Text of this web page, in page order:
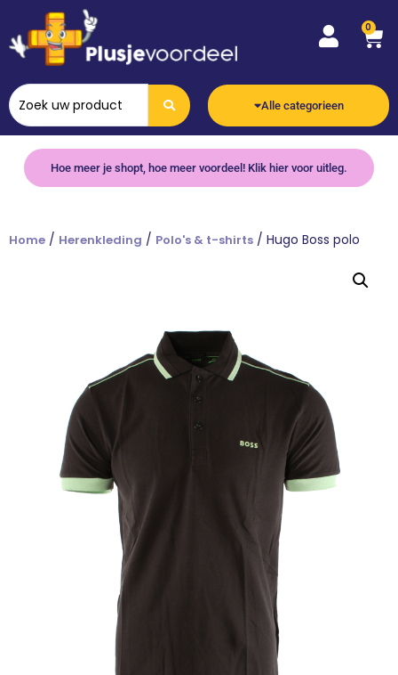
0
Alle categorieen
Hoe meer je shopt, hoe meer voordeel! Klik hier voor uitleg.
Home / Herenkleding / Polo's & t-shirts / Hugo Boss polo